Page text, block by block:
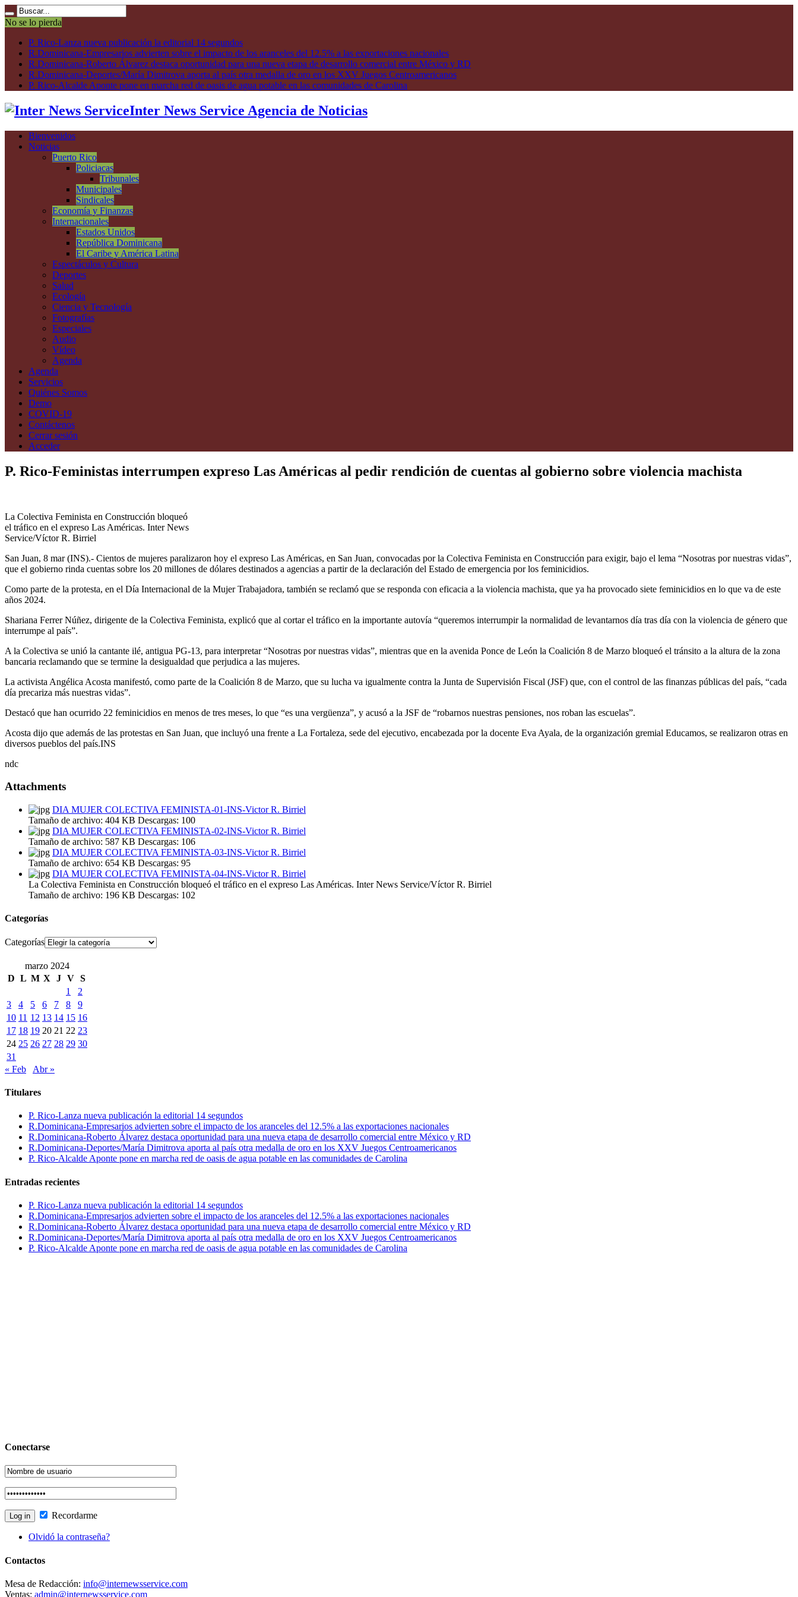
No se lo pierda
P. Rico-Lanza nueva publicación la editorial 14 segundos
R.Dominicana-Empresarios advierten sobre el impacto de los aranceles del 12.5% a las exportaciones nacionales
R.Dominicana-Roberto Álvarez destaca oportunidad para una nueva etapa de desarrollo comercial entre México y RD
R.Dominicana-Deportes/María Dimitrova aporta al país otra medalla de oro en los XXV Juegos Centroamericanos
P. Rico-Alcalde Aponte pone en marcha red de oasis de agua potable en las comunidades de Carolina
Inter News Service Agencia de Noticias
Bienvenidos
Noticias
Puerto Rico
Policiacas
Tribunales
Municipales
Sindicales
Economía y Finanzas
Internacionales
Estados Unidos
República Dominicana
El Caribe y América Latina
Espectáculos y Cultura
Deportes
Salud
Ecología
Ciencia y Tecnología
Fotografías
Especiales
Audio
Vídeo
Agenda
Agenda
Servicios
Quiénes Somos
Demo
COVID-19
Contáctenos
Cerrar sesión
Acceder
P. Rico-Feministas interrumpen expreso Las Américas al pedir rendición de cuentas al gobierno sobre violencia machista
La Colectiva Feminista en Construcción bloqueó
el tráfico en el expreso Las Américas. Inter News
Service/Víctor R. Birriel
San Juan, 8 mar (INS).- Cientos de mujeres paralizaron hoy el expreso Las Américas, en San Juan, convocadas por la Colectiva Feminista en Construcción para exigir, bajo el lema “Nosotras por nuestras vidas”,
que el gobierno rinda cuentas sobre los 20 millones de dólares destinados a agencias a partir de la declaración del Estado de emergencia por los feminicidios.
Como parte de la protesta, en el Día Internacional de la Mujer Trabajadora, también se reclamó que se responda con eficacia a la violencia machista, que ya ha provocado siete feminicidios en lo que va de este
años 2024.
Shariana Ferrer Núñez, dirigente de la Colectiva Feminista, explicó que al cortar el tráfico en la importante autovía “queremos interrumpir la normalidad de levantarnos día tras día con la violencia de género que
interrumpe al país”.
A la Colectiva se unió la cantante ilé, antigua PG-13, para interpretar “Nosotras por nuestras vidas”, mientras que en la avenida Ponce de León la Coalición 8 de Marzo bloqueó el tránsito a la altura de la zona
bancaria reclamando que se termine la desigualdad que perjudica a las mujeres.
La activista Angélica Acosta manifestó, como parte de la Coalición 8 de Marzo, que su lucha va igualmente contra la Junta de Supervisión Fiscal (JSF) que, con el control de las finanzas públicas del país, “cada
día precariza más nuestras vidas”.
Destacó que han ocurrido 22 feminicidios en menos de tres meses, lo que “es una vergüenza”, y acusó a la JSF de “robarnos nuestras pensiones, nos roban las escuelas”.
Acosta dijo que además de las protestas en San Juan, que incluyó una frente a La Fortaleza, sede del ejecutivo, encabezada por la docente Eva Ayala, de la organización gremial Educamos, se realizaron otras en
diversos pueblos del país.INS
ndc
Attachments
DIA MUJER COLECTIVA FEMINISTA-01-INS-Victor R. Birriel
Tamaño de archivo: 404 KB Descargas: 100
DIA MUJER COLECTIVA FEMINISTA-02-INS-Victor R. Birriel
Tamaño de archivo: 587 KB Descargas: 106
DIA MUJER COLECTIVA FEMINISTA-03-INS-Victor R. Birriel
Tamaño de archivo: 654 KB Descargas: 95
DIA MUJER COLECTIVA FEMINISTA-04-INS-Victor R. Birriel
La Colectiva Feminista en Construcción bloqueó el tráfico en el expreso Las Américas. Inter News Service/Víctor R. Birriel
Tamaño de archivo: 196 KB Descargas: 102
Categorías
Categorías
marzo 2024
D L M X J V S
1
2
3
4 5 6 7 8
9
10 11 12 13 14 15 16
17 18 19 20 21 22 23
24 25 26 27 28 29 30
31
« Feb
Abr »
Titulares
P. Rico-Lanza nueva publicación la editorial 14 segundos
R.Dominicana-Empresarios advierten sobre el impacto de los aranceles del 12.5% a las exportaciones nacionales
R.Dominicana-Roberto Álvarez destaca oportunidad para una nueva etapa de desarrollo comercial entre México y RD
R.Dominicana-Deportes/María Dimitrova aporta al país otra medalla de oro en los XXV Juegos Centroamericanos
P. Rico-Alcalde Aponte pone en marcha red de oasis de agua potable en las comunidades de Carolina
Entradas recientes
P. Rico-Lanza nueva publicación la editorial 14 segundos
R.Dominicana-Empresarios advierten sobre el impacto de los aranceles del 12.5% a las exportaciones nacionales
R.Dominicana-Roberto Álvarez destaca oportunidad para una nueva etapa de desarrollo comercial entre México y RD
R.Dominicana-Deportes/María Dimitrova aporta al país otra medalla de oro en los XXV Juegos Centroamericanos
P. Rico-Alcalde Aponte pone en marcha red de oasis de agua potable en las comunidades de Carolina
Conectarse
Recordarme
Olvidó la contraseña?
Contactos
Mesa de Redacción: info@internewsservice.com
Ventas: admin@internewsservice.com